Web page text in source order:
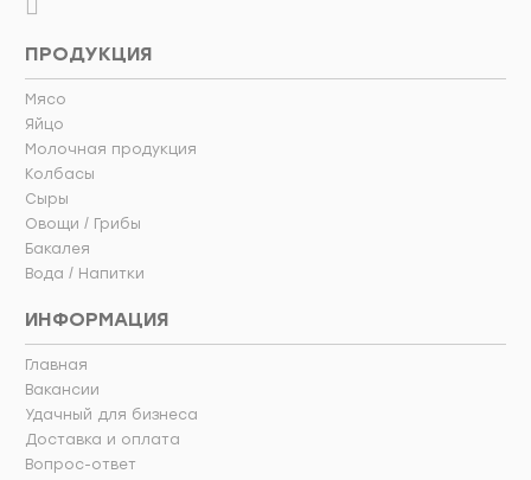
ПРОДУКЦИЯ
Мясо
Яйцо
Молочная продукция
Колбасы
Сыры
Овощи / Грибы
Бакалея
Вода / Напитки
ИНФОРМАЦИЯ
Главная
Вакансии
Удачный для бизнеса
Доставка и оплата
Вопрос-ответ